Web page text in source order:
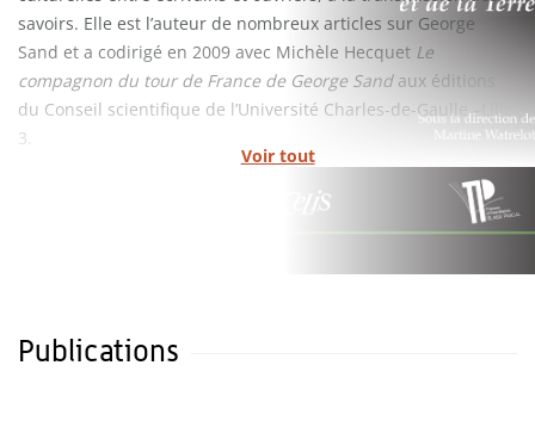
Voir tout
savoirs. Elle est l’auteur de nombreux articles sur George
Sand et a codirigé en 2009 avec Michèle Hecquet Le
compagnon du tour de France de George Sandaux éditions
du Conseil scientifique de l’Université Charles-de-Gaulle –Lille
3.
Publications